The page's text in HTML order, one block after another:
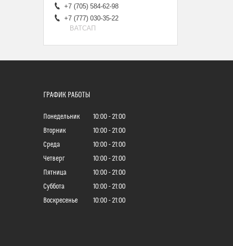
+7 (705) 584-62-98
+7 (777) 030-35-22
ВАТСАП
ГРАФИК РАБОТЫ
Понедельник 10:00
21:00
Вторник
10:00
21:00
Среда
10:00
21:00
Четверг
10:00
21:00
Пятница
10:00
21:00
Суббота
10:00
21:00
Воскресенье
10:00 21:00